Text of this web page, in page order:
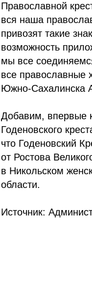
Православной
вся наша
привозят такие
возможность
мы все
все православные
Южно-Сахалинска
Добавим, впервые
Годеновского
что Годеновский
от Ростова
в Никольском
области.
Источник: